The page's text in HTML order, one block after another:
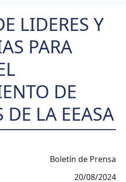
LIDERES Y
PARA
DE
DE LA EEASA
Boletín de Prensa
20/08/2024